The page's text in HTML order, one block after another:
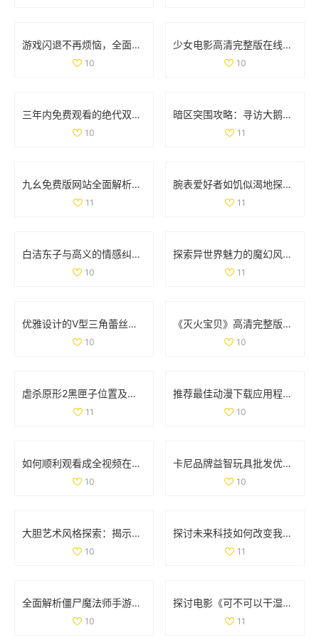
游戏闪退不再烦恼，全面解析处理技巧与方法
10
少女电影高清完整版在线免费观看，畅享视觉盛宴
10
三年内免费观看的绝代双骄电影和动漫大全汇总
10
暗区突围攻略：寻访大鹅农场首领位置详解
11
九幺免费版网站全面解析nbaoffice68ios功能与使用体验
11
腕表爱好者如饥似渴地探索la.vorace品牌魅力与精品
11
白洁东子与高义的情感纠葛与生活轨迹探讨
10
探索异世界魅力的魔幻风格手游排行榜与推荐游戏
11
优雅设计的V型三角蕾丝内裤，舒适与魅力并存的完美选择
10
《灭火宝贝》高清完整版在线观影全攻略与资源分享
10
虐杀原形2黑匣子位置及坐标详细解析与分布图分享
11
推荐最佳动漫下载应用程序，尽享精彩动漫世界
10
如何顺利观看成全视频在线播放的详细教程与指南
10
卡尼品牌益智玩具批发优惠信息及产地供应解析
10
大胆艺术风格探索：揭示创意与表达的无限可能
10
探讨未来科技如何改变我们的生活方式与思维方式
11
全面解析僵尸魔法师手游与决胜时刻僵尸模式的攻略与技巧
10
探讨电影《可不可以干湿》的简单处理方法与分析
11